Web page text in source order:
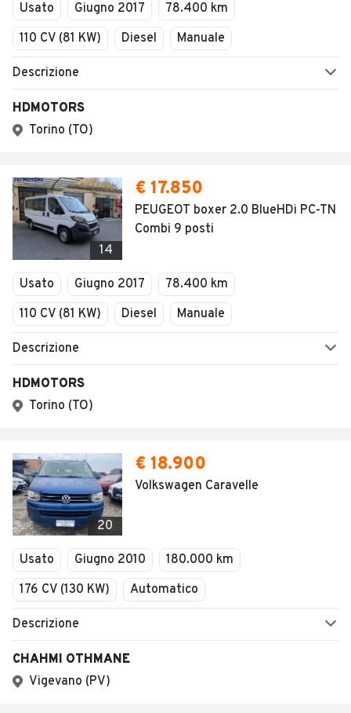
Usato Giugno 2017
78.400 km
110 CV (81 KW)
Diesel Manuale
Descrizione
HDMOTORS
Torino (TO)
14
€ 17.850
PEUGEOT boxer 2.0 BlueHDi PC-TN
Combi 9 posti
Usato Giugno 2017
78.400 km
110 CV (81 KW)
Diesel Manuale
Descrizione
HDMOTORS
Torino (TO)
20
€ 18.900
Volkswagen Caravelle
Usato Giugno 2010
180.000 km
176 CV (130 KW)
Automatico
Descrizione
CHAHMI OTHMANE
Vigevano (PV)